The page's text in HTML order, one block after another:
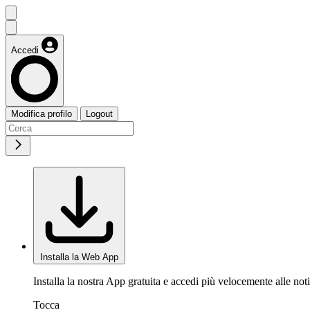
Accedi
Modifica profilo Logout
Installa la Web App
Installa la nostra App gratuita e accedi più velocemente alle
Tocca